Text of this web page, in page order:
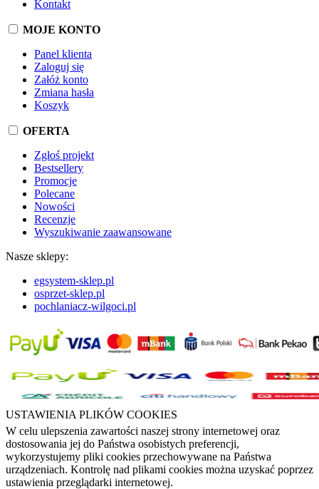
Kontakt
MOJE KONTO
Panel klienta
Zaloguj się
Załóż konto
Zmiana hasła
Koszyk
OFERTA
Zgłoś projekt
Bestsellery
Promocje
Polecane
Nowości
Recenzje
Wyszukiwanie zaawansowane
Nasze sklepy:
egsystem-sklep.pl
osprzet-sklep.pl
pochlaniacz-wilgoci.pl
USTAWIENIA PLIKÓW COOKIES
W celu ulepszenia zawartości naszej strony internetowej oraz
dostosowania jej do Państwa osobistych preferencji,
wykorzystujemy pliki cookies przechowywane na Państwa
urządzeniach. Kontrolę nad plikami cookies można uzyskać poprzez
ustawienia przeglądarki internetowej.